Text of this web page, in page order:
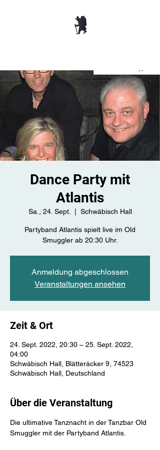
Dance Party mit
Atlantis
Sa., 24. Sept. Schwäbisch Hall
Partyband Atlantis spielt live im Old
Smuggler ab 20:30 Uhr.
Anmeldung abgeschlossen
Veranstaltungen ansehen
Zeit & Ort
24. Sept. 2022, 20:30 – 25. Sept. 2022,
04:00
Schwäbisch Hall, Blätteräcker 9, 74523
Schwäbisch Hall, Deutschland
Über die Veranstaltung
Die ultimative Tanznacht in der Tanzbar Old
Smuggler mit der Partyband Atlantis.